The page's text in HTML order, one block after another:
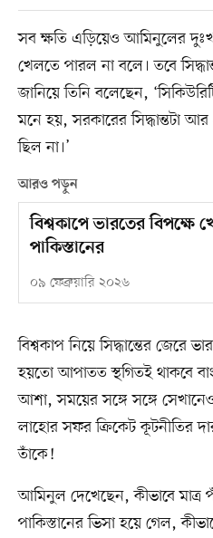
সব ক্ষতি এড়িয়েও আমিনুলের
খেলতে পারল না বলে। তবে
জানিয়ে তিনি বলেছেন,
মনে হয়, সরকারের সিদ্ধান্তটা
ছিল না।’
আরও পড়ুন
বিশ্বকাপে ভারতের বিপক্ষে
পাকিস্তানের
০৯ ফেব্রুয়ারি ২০২৬
বিশ্বকাপ নিয়ে সিদ্ধান্তের জেরে
হয়তো আপাতত স্থগিতই থাকবে
আশা, সময়ের সঙ্গে সঙ্গে
লাহোর সফর ক্রিকেট কূটনীতির
তাঁকে!
আমিনুল দেখেছেন, কীভাবে মাত্র
পাকিস্তানের ভিসা হয়ে গেল,